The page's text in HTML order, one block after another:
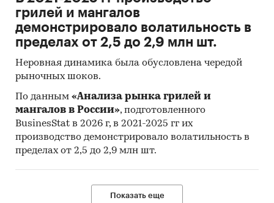
грилей и мангалов
демонстрировало волатильность в
пределах от 2,5 до 2,9 млн шт.
Неровная динамика была обусловлена чередой
рыночных шоков.
По данным «Анализа рынка грилей и
мангалов в России», подготовленного
BusinesStat в 2026 г, в 2021-2025 гг их
производство демонстрировало волатильность в
пределах от 2,5 до 2,9 млн шт.
Показать еще